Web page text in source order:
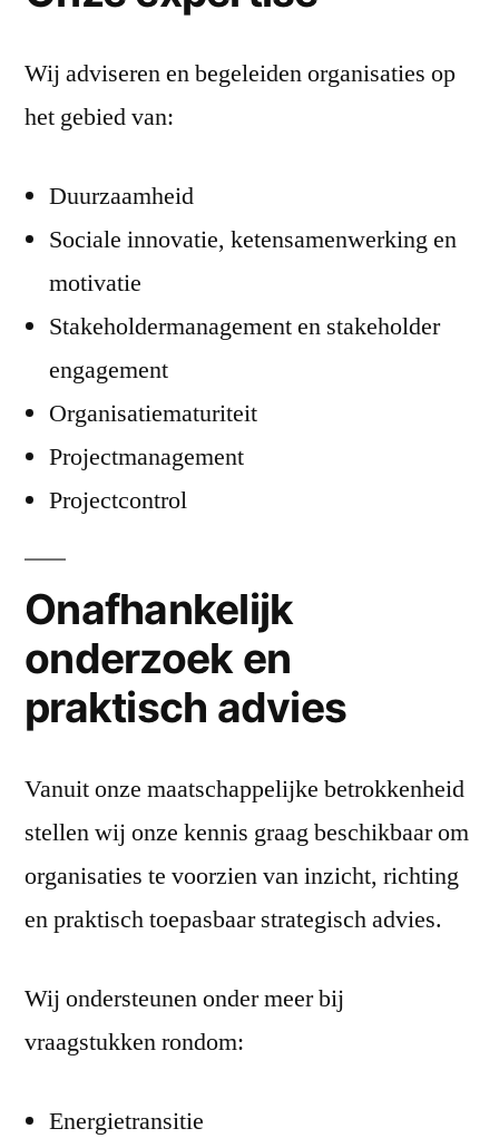
Wij adviseren en begeleiden organisaties op
het gebied van:
Duurzaamheid
Sociale innovatie, ketensamenwerking en
motivatie
Stakeholdermanagement en stakeholder
engagement
Organisatiematuriteit
Projectmanagement
Projectcontrol
Onafhankelijk
onderzoek en
praktisch advies
Vanuit onze maatschappelijke betrokkenheid
stellen wij onze kennis graag beschikbaar om
organisaties te voorzien van inzicht, richting
en praktisch toepasbaar strategisch advies.
Wij ondersteunen onder meer bij
vraagstukken rondom:
Energietransitie